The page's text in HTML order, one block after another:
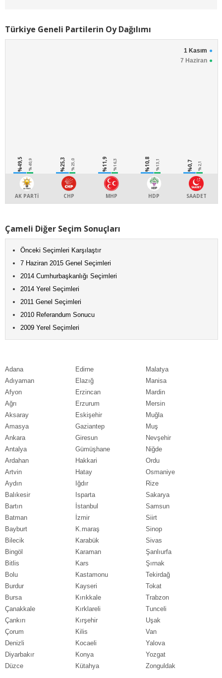
Adana
Adıyaman
Afyon
Ağrı
Aksaray
Amasya
Ankara
Antalya
Ardahan
Artvin
Aydın
Balıkesir
Bartın
Batman
Bayburt
Bilecik
Bingöl
Bitlis
Bolu
Burdur
Bursa
Çanakkale
Çankırı
Çorum
Denizli
Diyarbakır
Düzce
Edirne
Elazığ
Erzincan
Erzurum
Eskişehir
Gaziantep
Giresun
Gümüşhane
Hakkari
Hatay
Iğdır
Isparta
İstanbul
İzmir
K.maraş
Karabük
Karaman
Kars
Kastamonu
Kayseri
Kırıkkale
Kırklareli
Kırşehir
Kilis
Kocaeli
Konya
Kütahya
Malatya
Manisa
Mardin
Mersin
Muğla
Muş
Nevşehir
Niğde
Ordu
Osmaniye
Rize
Sakarya
Samsun
Siirt
Sinop
Sivas
Şanlıurfa
Şırnak
Tekirdağ
Tokat
Trabzon
Tunceli
Uşak
Van
Yalova
Yozgat
Zonguldak
Türkiye Geneli Partilerin Oy Dağılımı
1 Kasım
7 Haziran
%49,5 %40,9
AK PARTİ
%25,3 %25,0
CHP
%11,9 %16,3
MHP
%10,8 %13,1
HDP
%0,7 %2,1
SAADET
Çameli Diğer Seçim Sonuçları
Önceki Seçimleri Karşılaştır
7 Haziran 2015 Genel Seçimleri
2014 Cumhurbaşkanlığı Seçimleri
2014 Yerel Seçimleri
2011 Genel Seçimleri
2010 Referandum Sonucu
2009 Yerel Seçimleri